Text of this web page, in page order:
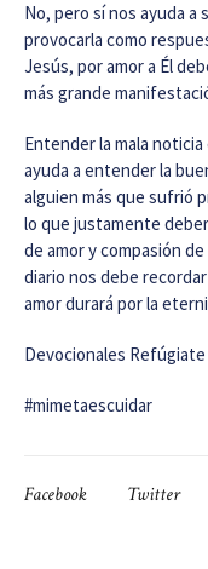
No, pero sí nos ayuda a
provocarla como
Jesús, por amor a Él
más grande
Entender la mala
ayuda a entender la
alguien más que sufrió
lo que justamente
de amor y compasión
diario nos debe
amor durará por la
Devocionales Refúgiate
#mimetaescuidar
Facebook Twitter